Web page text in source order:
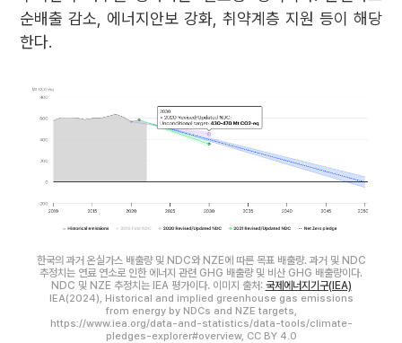
순배출 감소, 에너지안보 강화, 취약계층 지원 등이 해당
한다.
한국의 과거 온실가스 배출량 및 NDC와 NZE에 따른 목표 배출량. 과거 및 NDC
추정치는 연료 연소로 인한 에너지 관련 GHG 배출량 및 비산 GHG 배출량이다.
NDC 및 NZE 추정치는 IEA 평가이다. 이미지 출처: 국제에너지기구(IEA)
IEA(2024), Historical and implied greenhouse gas emissions
from energy by NDCs and NZE targets,
https://www.iea.org/data-and-statistics/data-tools/climate-
pledges-explorer#overview, CC BY 4.0